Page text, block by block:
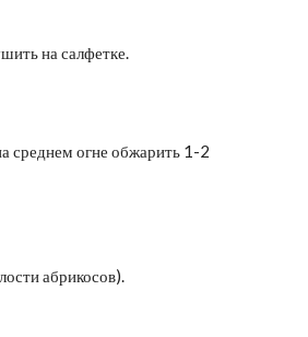
на салфетке.
среднем огне обжарить 1-2
абрикосов).